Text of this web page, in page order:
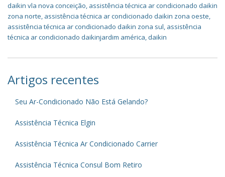
daikin vla nova conceição, assistência técnica ar condicionado daikin
zona norte, assistência técnica ar condicionado daikin zona oeste,
assistência técnica ar condicionado daikin zona sul, assistência
técnica ar condicionado daikinjardim américa,daikin
Artigos recentes
Seu Ar-Condicionado Não Está Gelando?
Assistência Técnica Elgin
Assistência Técnica Ar Condicionado Carrier
Assistência Técnica Consul Bom Retiro